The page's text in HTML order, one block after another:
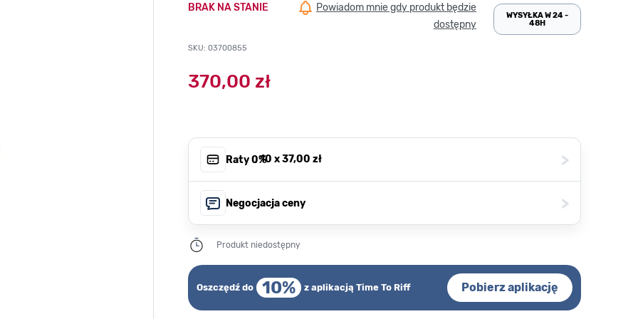
BRAK NA STANIE
Powiadom mnie gdy produkt będzie
dostępny
SKU: 03700855
WYSYŁKA W 24 -
48H
370,00 zł
Raty 0%, 10 x37,00 zł >
Negocjacja ceny >
Produkt niedostępny
Oszczędź do 10% z aplikacją Time To Riff Pobierz aplikację